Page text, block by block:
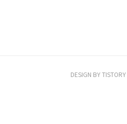
DESIGN BYTISTORY